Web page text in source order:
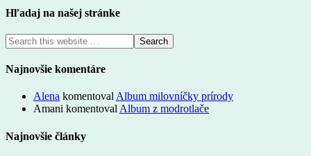
Hľadaj na našej stránke
Najnovšie komentáre
Alena komentoval Album milovníčky prírody
Amani komentoval Album z modrotlače
Najnovšie články